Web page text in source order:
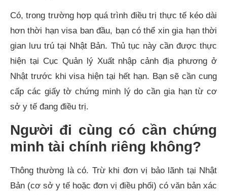
Có, trong trường hợp quá trình điều trị thực tế kéo dài
hơn thời hạn visa ban đầu, bạn có thể xin gia hạn thời
gian lưu trú tại Nhật Bản. Thủ tục này cần được thực
hiện tại Cục Quản lý Xuất nhập cảnh địa phương ở
Nhật trước khi visa hiện tại hết hạn. Bạn sẽ cần cung
cấp các giấy tờ chứng minh lý do cần gia hạn từ cơ
sở y tế đang điều trị.
Người đi cùng có cần chứng
minh tài chính riêng không?​
Thông thường là có. Trừ khi đơn vị bảo lãnh tại Nhật
Bản (cơ sở y tế hoặc đơn vị điều phối) có văn bản xác